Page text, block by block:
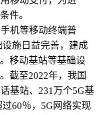
件。
机等移动终端普
施日益完善，建成
移动基站等基础设
截至2022年，我国
基站、231万个5G基
60％，5G网络实现